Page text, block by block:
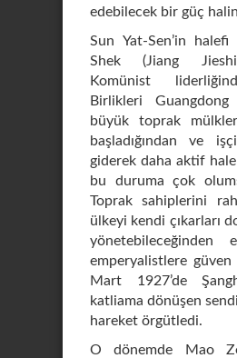
edebilecek bir güç
Sun Yat-Sen’in
Shek (Jiang
Komünist
Birlikleri Guangdong
büyük toprak
başladığından ve
giderek daha aktif
bu duruma çok
Toprak sahiplerini
ülkeyi kendi çıkarları
yönetebileceğinden
emperyalistlere
Mart 1927’de
katliama dönüşen
hareket örgütledi.
O dönemde Mao